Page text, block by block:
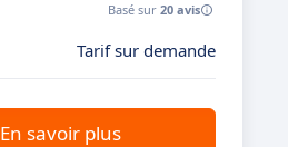
Basé sur 20 avis
Tarif sur demande
En savoir plus